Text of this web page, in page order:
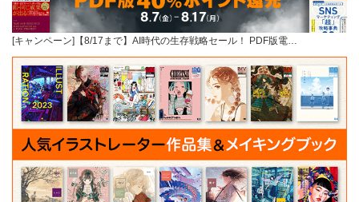
[キャンペーン]【8/17まで】AI時代の生存戦略セール！ PDF版電…